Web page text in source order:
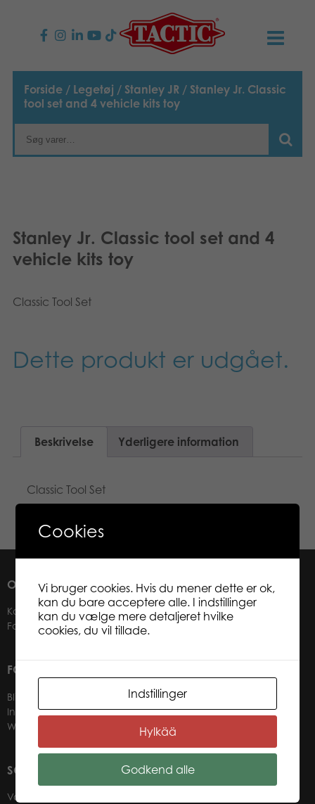
PRODUKTER
Børnespil
Puslespil
Legetøj
Applikationer
TACTIC
Vores historie
Links
MediaSuomi
Svenska
Forside / Legetøj / Stanley JR / Stanley Jr. Classic
tool set and 4 vehicle kits toy
Stanley Jr. Classic tool set and 4
vehicle kits toy
Classic Tool Set
Dette produkt er udgået.
Beskrivelse Yderligere information
Classic Tool Set
OM OS
Kontakter
Forhandlere
FOR VORES FORHANDLERE
Bliv forhandler
Information til forhandlere
Webbutik login til forhandlere
SOCIALE MEDIER
Vores sociale mediekanaler
Cookies
Vi bruger cookies. Hvis du mener dette er ok,
kan du bare acceptere alle. I indstillinger
kan du vælge mere detaljeret hvilke
cookies, du vil tillade.
Indstillinger
Hylkää
Godkend alle